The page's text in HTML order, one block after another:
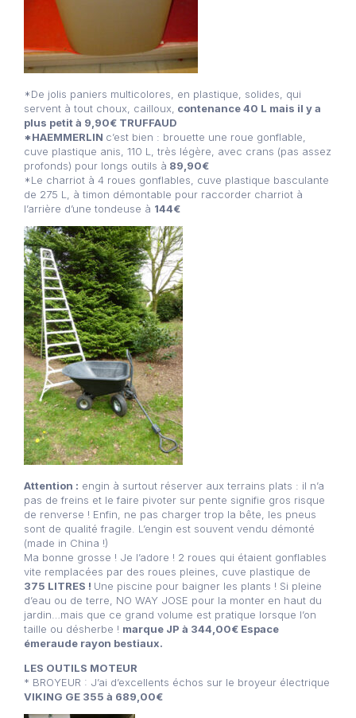
*De jolis paniers multicolores, en plastique, solides, qui
servent à tout choux, cailloux, contenance 40 L mais il y a
plus petit à 9,90€ TRUFFAUD
*HAEMMERLIN c’est bien : brouette une roue gonflable,
cuve plastique anis, 110 L, très légère, avec crans (pas assez
profonds) pour longs outils à 89,90€
*Le charriot à 4 roues gonflables, cuve plastique basculante
de 275 L, à timon démontable pour raccorder charriot à
l’arrière d’une tondeuse à 144€
Attention : engin à surtout réserver aux terrains plats : il n’a
pas de freins et le faire pivoter sur pente signifie gros risque
de renverse ! Enfin, ne pas charger trop la bête, les pneus
sont de qualité fragile. L’engin est souvent vendu démonté
(made in China !)
Ma bonne grosse ! Je l’adore ! 2 roues qui étaient gonflables
vite remplacées par des roues pleines, cuve plastique de
375 LITRES ! Une piscine pour baigner les plants ! Si pleine
d’eau ou de terre, NO WAY JOSE pour la monter en haut du
jardin…mais que ce grand volume est pratique lorsque l’on
taille ou désherbe ! marque JP à 344,00€ Espace
émeraude rayon bestiaux.
LES OUTILS MOTEUR
* BROYEUR : J’ai d’excellents échos sur le broyeur électrique
VIKING GE 355 à 689,00€